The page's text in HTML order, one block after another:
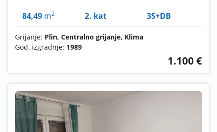
84,49 m2 2. kat 3S+DB
Grijanje: Plin, Centralno grijanje, Klima
God. izgradnje: 1989
1.100 €